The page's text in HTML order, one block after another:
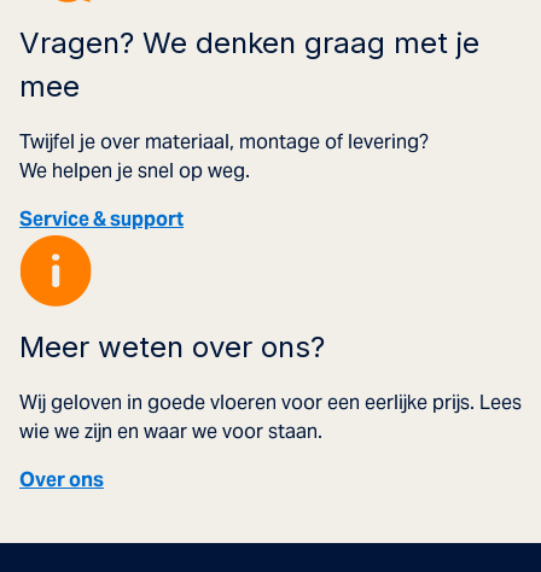
Vragen? We denken graag met je
mee
Twijfel je over materiaal, montage of levering?
We helpen je snel op weg.
Service & support
Meer weten over ons?
Wij geloven in goede vloeren voor een eerlijke prijs. Lees
wie we zijn en waar we voor staan.
Over ons